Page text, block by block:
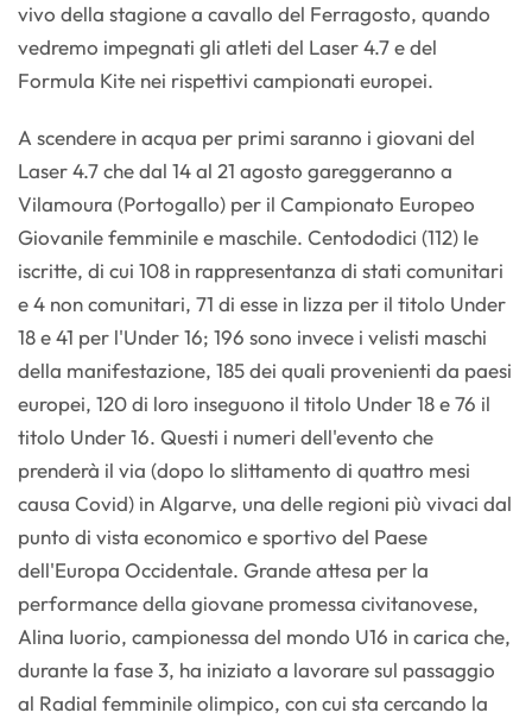
vivo della stagione a cavallo del Ferragosto, quando
vedremo impegnati gli atleti del Laser 4.7 e del
Formula Kite nei rispettivi campionati europei.
A scendere in acqua per primi saranno i giovani del
Laser 4.7 che dal 14 al 21 agosto gareggeranno a
Vilamoura (Portogallo) per il Campionato Europeo
Giovanile femminile e maschile. Centododici (112) le
iscritte, di cui 108 in rappresentanza di stati comunitari
e 4 non comunitari, 71 di esse in lizza per il titolo Under
18 e 41 per l'Under 16; 196 sono invece i velisti maschi
della manifestazione, 185 dei quali provenienti da paesi
europei, 120 di loro inseguono il titolo Under 18 e 76 il
titolo Under 16. Questi i numeri dell'evento che
prenderà il via (dopo lo slittamento di quattro mesi
causa Covid) in Algarve, una delle regioni più vivaci dal
punto di vista economico e sportivo del Paese
dell'Europa Occidentale. Grande attesa per la
performance della giovane promessa civitanovese,
Alina Iuorio, campionessa del mondo U16 in carica che,
durante la fase 3, ha iniziato a lavorare sul passaggio
al Radial femminile olimpico, con cui sta cercando la